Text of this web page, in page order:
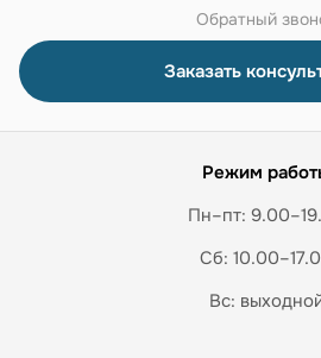
Обратный
Заказать
Режим
Пн–пт:
Сб:
Вс: